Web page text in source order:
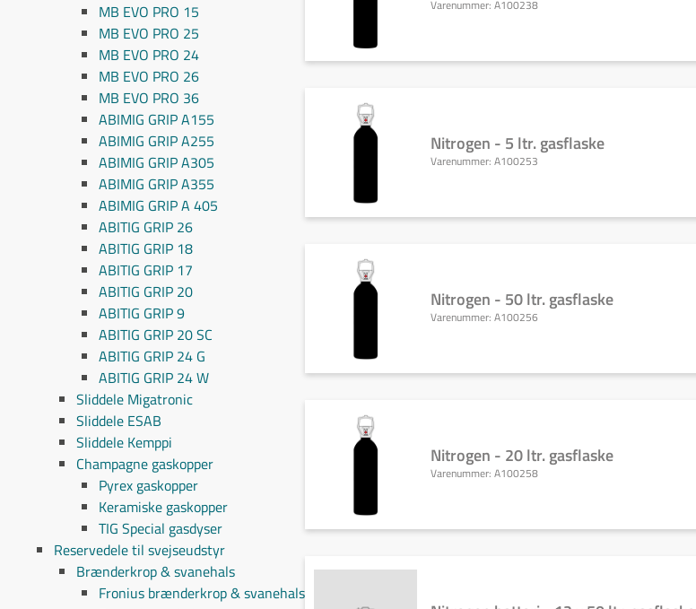
MB EVO PRO 15
MB EVO PRO 25
MB EVO PRO 24
MB EVO PRO 26
MB EVO PRO 36
ABIMIG GRIP A155
ABIMIG GRIP A255
ABIMIG GRIP A305
ABIMIG GRIP A355
ABIMIG GRIP A 405
ABITIG GRIP 26
ABITIG GRIP 18
ABITIG GRIP 17
ABITIG GRIP 20
ABITIG GRIP 9
ABITIG GRIP 20 SC
ABITIG GRIP 24 G
ABITIG GRIP 24 W
Sliddele Migatronic
Sliddele ESAB
Sliddele Kemppi
Champagne gaskopper
Pyrex gaskopper
Keramiske gaskopper
TIG Special gasdyser
Reservedele til svejseudstyr
Brænderkrop & svanehals
Fronius brænderkrop & svanehals
Varenummer: A100238
Nitrogen - 5 ltr. gasflaske
Varenummer: A100253
Nitrogen - 50 ltr. gasflaske
Varenummer: A100256
Nitrogen - 20 ltr. gasflaske
Varenummer: A100258